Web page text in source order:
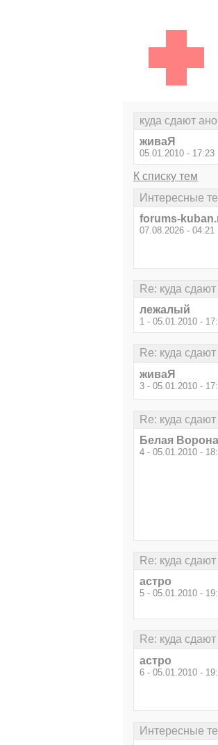
куда сдают
живаЯ
05.01.2010 - 17:23
К списку тем
Интересные
forums-
07.08.2026 - 04:21
Re: куда
лежалый
1 - 05.01.2010 -
Re: куда
живаЯ
3 - 05.01.2010 -
Re: куда
Белая Ворона
4 - 05.01.2010 -
Re: куда
астро
5 - 05.01.2010 -
Re: куда
астро
6 - 05.01.2010 -
Интересные